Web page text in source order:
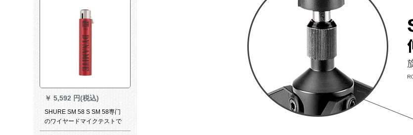
￥ 5,592 円(税込)
SHURE SM 58 S SM 58専门
のワイヤードマイクテストで
ギタを弾きます。家庭用KTV